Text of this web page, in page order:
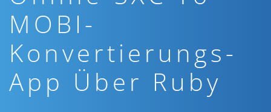
MOBI-
Konvertierungs-
App Über Ruby